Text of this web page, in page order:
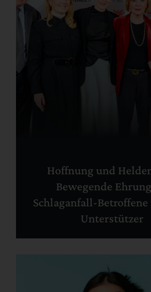
Hoffnung und
Bewegende
Schlaganfall-
Unterstützer